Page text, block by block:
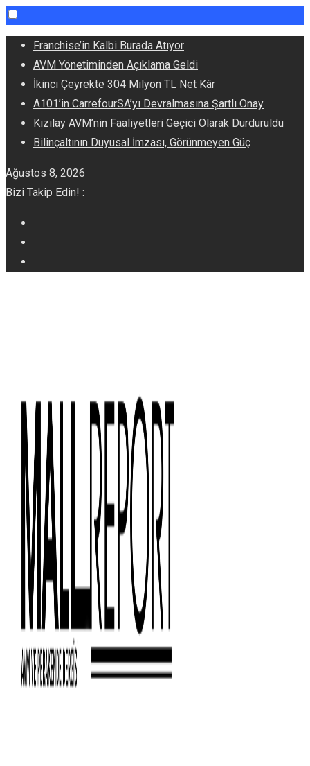
Skip
content
Franchise’in Kalbi Burada Atıyor
AVM Yönetiminden Açıklama Geldi
İkinci Çeyrekte 304 Milyon TL Net Kâr
A101’in CarrefourSA’yı Devralmasına Şartlı Onay
Kızılay AVM’nin Faaliyetleri Geçici Olarak Durduruldu
Bilinçaltının Duyusal İmzası, Görünmeyen Güç
Ağustos 8, 2026
Bizi Takip Edin! :